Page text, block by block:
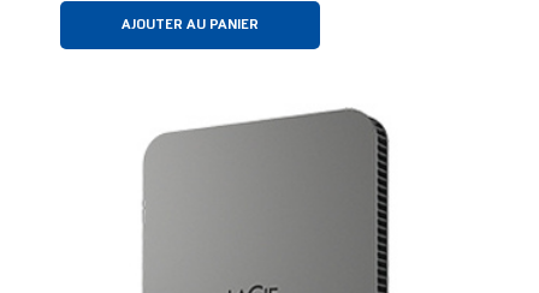
AJOUTER AU PANIER